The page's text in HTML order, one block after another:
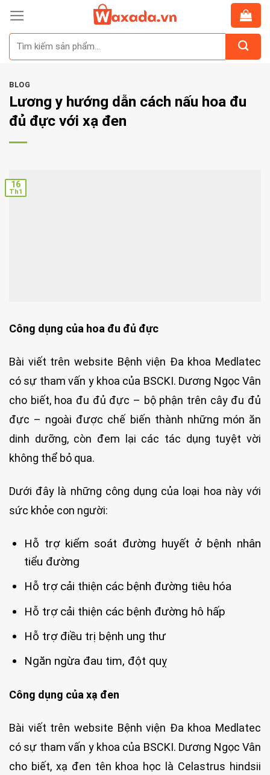
Skip
content
BLOG
Lương y hướng dẫn cách nấu hoa đu
đủ đực với xạ đen
16
Th1
Công dụng của hoa đu đủ đực
Bài viết trên website Bệnh viện Đa khoa Medlatec
có sự tham vấn y khoa của BSCKI. Dương Ngọc Vân
cho biết, hoa đu đủ đực – bộ phận trên cây đu đủ
đực – ngoài được chế biến thành những món ăn
dinh dưỡng, còn đem lại các tác dụng tuyệt vời
không thể bỏ qua.
Dưới đây là những công dụng của loại hoa này với
sức khỏe con người:
Hỗ trợ kiểm soát đường huyết ở bệnh nhân
tiểu đường
Hỗ trợ cải thiện các bệnh đường tiêu hóa
Hỗ trợ cải thiện các bệnh đường hô hấp
Hỗ trợ điều trị bệnh ung thư
Ngăn ngừa đau tim, đột quỵ
Công dụng của xạ đen
Bài viết trên website Bệnh viện Đa khoa Medlatec
có sự tham vấn y khoa của BSCKI. Dương Ngọc Vân
cho biết, xạ đen tên khoa học là Celastrus hindsii